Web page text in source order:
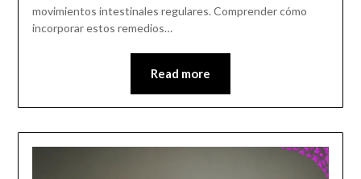
movimientos intestinales regulares. Comprender cómo
incorporar estos remedios…
Read more